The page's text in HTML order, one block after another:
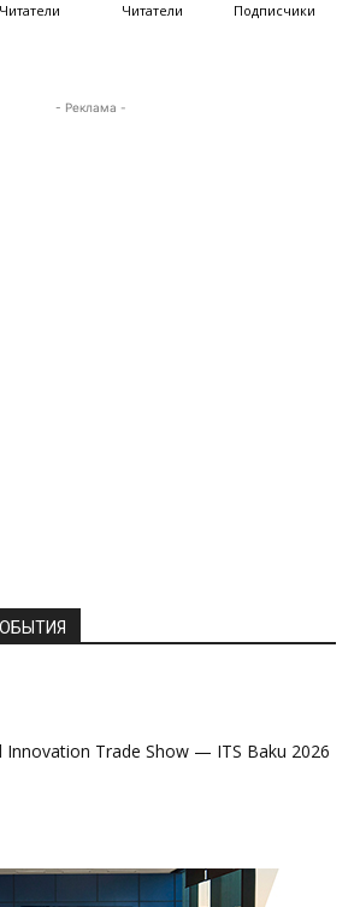
Читатели Читатели Подписчики
- Реклама -
Innovation Trade Show — ITS Baku 2026